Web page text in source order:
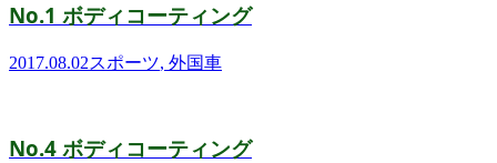
No.1 ボディコーティング
2017.08.02スポーツ, 外国車
No.4 ボディコーティング